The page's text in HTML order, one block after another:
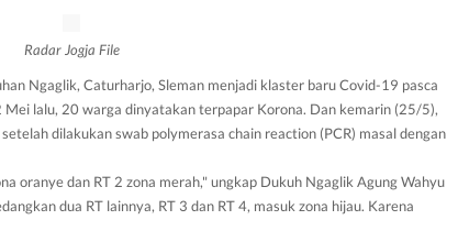
Radar Jogja File
Ngaglik, Caturharjo, Sleman menjadi klaster baru Covid-19 pasca
lalu, 20 warga dinyatakan terpapar Korona. Dan kemarin (25/5),
dilakukan swab polymerasa chain reaction (PCR) masal dengan
oranye dan RT 2 zona merah," ungkap Dukuh Ngaglik Agung Wahyu
dua RT lainnya, RT 3 dan RT 4, masuk zona hijau. Karena